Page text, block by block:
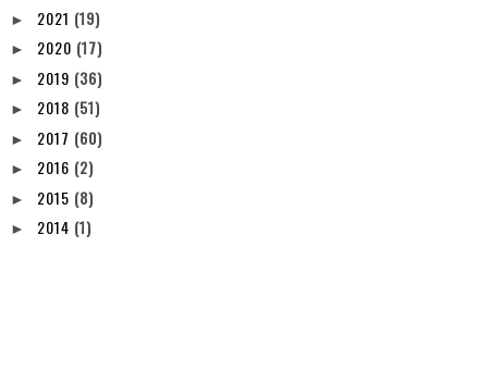
► 2021 (19)
► 2020 (17)
► 2019 (36)
► 2018 (51)
► 2017 (60)
► 2016 (2)
► 2015 (8)
► 2014 (1)